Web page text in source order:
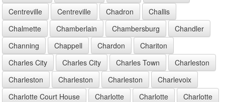
Centreville
Centreville Chadron
Challis
Chalmette
Chamberlain Chambersburg
Chandler
Channing
Chappell Chardon
Chariton
Charles City
Charles City Charles Town
Charleston
Charleston
Charleston Charleston
Charlevoix
Charlotte Court House
Charlotte Charlotte
Charlotte